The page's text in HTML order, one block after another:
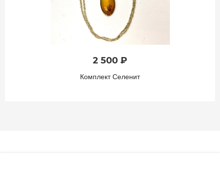
2 500 ₽
Комплект Селенит